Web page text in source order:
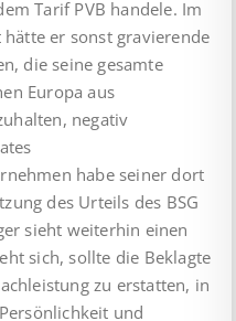
Tarif PVB handele. Im
er sonst gravierende
die seine gesamte
Europa aus
negativ
habe seiner dort
des Urteils des BSG
sieht weiterhin einen
sich, sollte die Beklagte
zu erstatten, in
und